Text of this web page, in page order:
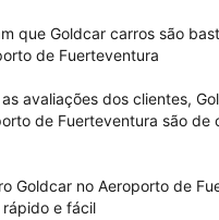
que Goldcar carros são
de Fuerteventura
avaliações dos clientes,
de Fuerteventura são de
Goldcar no Aeroporto de
e fácil